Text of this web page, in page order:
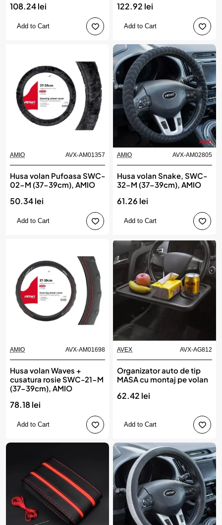
108.24 lei
Add to Cart
122.92 lei
Add to Cart
AMIO AVX-AM01357
Husa volan Pufoasa SWC-
02-M (37-39cm), AMIO
50.34 lei
Add to Cart
AMIO AVX-AM02805
Husa volan Snake, SWC-
32-M (37-39cm), AMIO
61.26 lei
Add to Cart
AMIO AVX-AM01698
Husa volan Waves +
cusatura rosie SWC-21-M
(37-39cm), AMIO
78.18 lei
Add to Cart
AVEX AVX-AG812
Organizator auto de tip
MASA cu montaj pe volan
62.42 lei
Add to Cart